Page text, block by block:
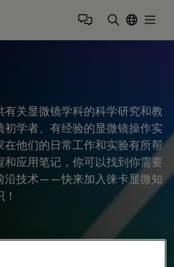
关显微镜学科的科学研究和教
学者、有经验的显微镜操作实
他们的日常工作和实验有所帮
应用笔记，你可以找到你需要
沿技术——快来加入徕卡显微知